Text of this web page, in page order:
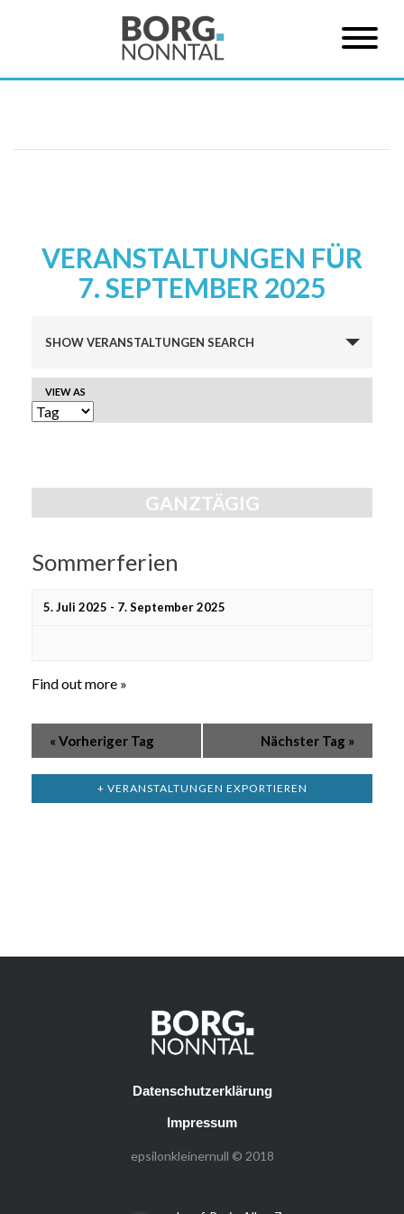
VERANSTALTUNGEN FÜR
7. SEPTEMBER 2025
Suche
und
Ansichten,
SHOW VERANSTALTUNGEN SEARCH
VERANSTALTUNG
ANSICHTEN-
VIEW AS
GANZTÄGIG
Sommerferien
5. Juli 2025 - 7. September 2025
Find out more »
« Vorheriger Tag Nächster Tag »
+ VERANSTALTUNGEN EXPORTIEREN
Datenschutzerklärung
Impressum
epsilonkleinernull © 2018